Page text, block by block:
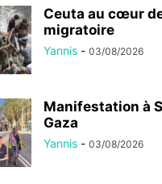
Ceuta au cœur
migratoire
Yannis - 03/08/2026
Manifestation à
Gaza
Yannis - 03/08/2026